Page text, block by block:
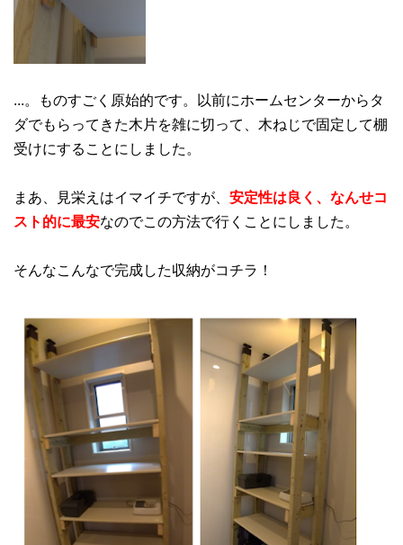
...。ものすごく原始的です。以前にホームセンターからタ
ダでもらってきた木片を雑に切って、木ねじで固定して棚
受けにすることにしました。
まあ、見栄えはイマイチですが、 安定性は良く、なんせコ
スト的に最安なのでこの方法で行くことにしました。
そんなこんなで完成した収納がコチラ！